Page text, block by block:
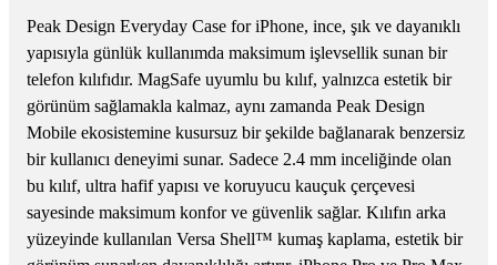
Peak Design Everyday Case for iPhone, ince, şık ve dayanıklı
yapısıyla günlük kullanımda maksimum işlevsellik sunan bir
telefon kılıfıdır. MagSafe uyumlu bu kılıf, yalnızca estetik bir
görünüm sağlamakla kalmaz, aynı zamanda Peak Design
Mobile ekosistemine kusursuz bir şekilde bağlanarak benzersiz
bir kullanıcı deneyimi sunar. Sadece 2.4 mm inceliğinde olan
bu kılıf, ultra hafif yapısı ve koruyucu kauçuk çerçevesi
sayesinde maksimum konfor ve güvenlik sağlar. Kılıfın arka
yüzeyinde kullanılan Versa Shell™ kumaş kaplama, estetik bir